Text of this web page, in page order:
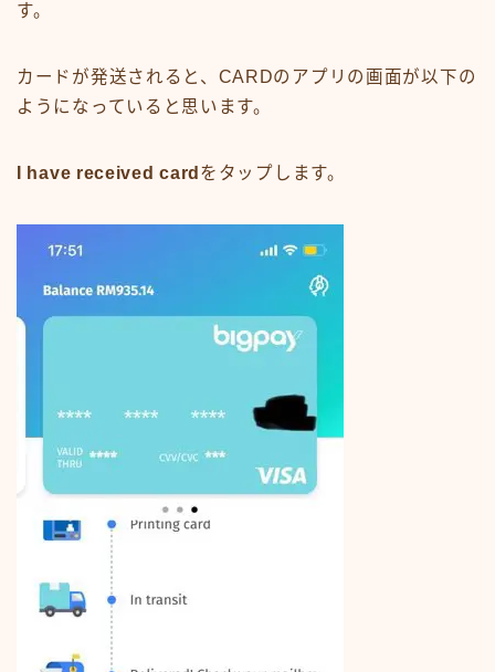
す。
カードが発送されると、CARDのアプリの画面が以下の
ようになっていると思います。
I have received card をタップします。